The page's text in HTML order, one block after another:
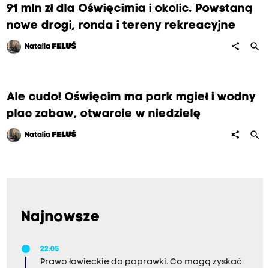
91 mln zł dla Oświęcimia i okolic. Powstaną
nowe drogi, ronda i tereny rekreacyjne
Natalia FELUŚ share search
Ale cudo! Oświęcim ma park mgieł i wodny
plac zabaw, otwarcie w niedzielę
Natalia FELUŚ share search
Najnowsze
22:05
Prawo łowieckie do poprawki. Co mogą zyskać